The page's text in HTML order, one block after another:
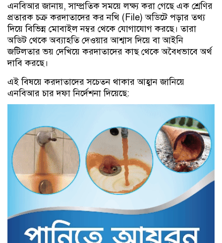
এনবিআর জানায়, সাম্প্রতিক সময়ে লক্ষ্য করা গেছে এক শ্রেণির
প্রতারক চক্র করদাতাদের কর নথি (File) অডিটে পড়ার তথ্য
দিয়ে বিভিন্ন মোবাইল নম্বর থেকে যোগাযোগ করছে। তারা
অডিট থেকে অব্যাহতি দেওয়ার আশ্বাস দিয়ে বা আইনি
জটিলতার ভয় দেখিয়ে করদাতাদের কাছ থেকে অবৈধভাবে অর্থ
দাবি করছে।
এই বিষয়ে করদাতাদের সচেতন থাকার আহ্বান জানিয়ে
এনবিআর চার দফা নির্দেশনা দিয়েছে: